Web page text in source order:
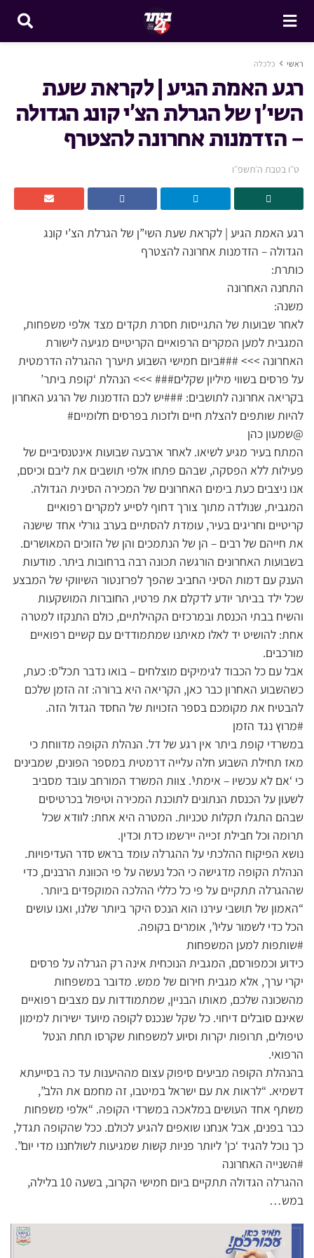
ראשי כלכלה
רגע האמת הגיע | לקראת שעת
השי’ן של הגרלת הצ’י קונג הגדולה
– הזדמנות אחרונה להצטרף
ט״ו בטבת ה׳תשפ״ו
רגע האמת הגיע | לקראת שעת השי”ן של הגרלת הצ’י קונג
הגדולה – הזדמנות אחרונה להצטרף
כותרת:
התחנה האחרונה
משנה:
לאחר שבועות של התגייסות חסרת תקדים מצד אלפי משפחות,
המגבית למען המקרים הרפואיים הקריטיים מגיעה לישורת
האחרונה >>> ###ביום חמישי השבוע תיערך ההגרלה הדרמטית
על פרסים בשווי מיליון שקלים### >>> הנהלת ‘קופת ביתר’
בקריאה אחרונה לתושבים: ###יש לכם הזדמנות של הרגע האחרון
להיות שותפים להצלת חיים ולזכות בפרסים חלומיים#
@שמעון כהן
המתח בעיר מגיע לשיאו. לאחר ארבעה שבועות אינטנסיביים של
פעילות ללא הפסקה, שבהם פתחו אלפי תושבים את ליבם וכיסם,
אנו ניצבים כעת בימים האחרונים של המכירה הסינית הגדולה.
המגבית, שנולדה מתוך צורך דחוף לסייע למקרים רפואיים
קריטיים וחריגים בעיר, עומדת להסתיים בערב גורלי אחד שישנה
את חייהם של רבים – הן של הנתמכים והן של הזוכים המאושרים.
בשבועות האחרונים הורגשה תכונה רבה ברחובות ביתר. מודעות
הענק עם דמות הסיני החביב שהפך לפרזנטור השיווקי של המבצע
שכל ילד בביתר יודע לדקלם את פרטיו, החוברות המושקעות
והשיח בבתי הכנסת ובמרכזים הקהילתיים, כולם התנקזו למטרה
אחת: להושיט יד לאלו מאיתנו שמתמודדים עם קשיים רפואיים
מורכבים.
אבל עם כל הכבוד לגימיקים מוצלחים – בואו נדבר תכל’ס: כעת,
כשהשבוע האחרון כבר כאן, הקריאה היא ברורה: זה הזמן שלכם
להבטיח את מקומכם בספר הזכויות של החסד הגדול הזה.
#מרוץ נגד הזמן
במשרדי קופת ביתר אין רגע של דל. הנהלת הקופה מדווחת כי
מאז תחילת השבוע חלה עלייה דרמטית במספר הפונים, שמבינים
כי ‘אם לא עכשיו – אימתי’. צוות המשרד המורחב עובד מסביב
לשעון על הכנסת הנתונים לתוכנת המכירה וטיפול בכרטיסים
שבהם התגלו תקלות טכניות. המטרה היא אחת: לוודא שכל
תרומה וכל חבילת זכייה יירשמו כדת וכדין.
נושא הפיקוח ההלכתי על ההגרלה עומד בראש סדר העדיפויות.
הנהלת הקופה מדגישה כי הכל נעשה על פי הכוונת הרבנים, כדי
שההגרלה תתקיים על פי כל כללי ההלכה המוקפדים ביותר.
“האמון של תושבי עירנו הוא הנכס היקר ביותר שלנו, ואנו עושים
הכל כדי לשמור עליו”, אומרים בקופה.
#שותפות למען המשפחות
כידוע וכמפורסם, המגבית הנוכחית אינה רק הגרלה על פרסים
יקרי ערך, אלא מגבית חירום של ממש. מדובר במשפחות
מהשכונה שלכם, מאותו הבניין, שמתמודדות עם מצבים רפואיים
שאינם סובלים דיחוי. כל שקל שנכנס לקופה מיועד ישירות למימון
טיפולים, תרופות יקרות וסיוע למשפחות שקרסו תחת הנטל
הרפואי.
בהנהלת הקופה מביעים סיפוק עצום מההיענות עד כה בסייעתא
דשמיא. “לראות את עם ישראל במיטבו, זה מחמם את הלב”,
משתף אחד העושים במלאכה במשרדי הקופה. “אלפי משפחות
כבר בפנים, אבל אנחנו שואפים להגיע לכולם. ככל שהקופה תגדל,
כך נוכל להגיד ‘כן’ ליותר פניות קשות שמגיעות לשולחננו מדי יום”.
#השנייה האחרונה
ההגרלה הגדולה תתקיים ביום חמישי הקרוב, בשעה 10 בלילה,
במש…